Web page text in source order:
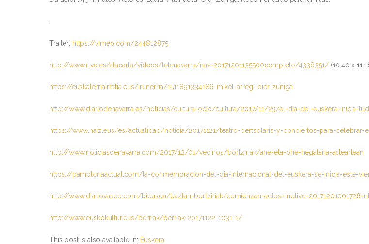
Trailer: https://vimeo.com/244812875
http://www.rtve.es/alacarta/videos/telenavarra/nav-20171201135500completo/4338351/ (10:40 a
https://euskalerriairratia.eus/irunerria/1511891334186-mikel-arregi-oier-zuniga
http://www.diariodenavarra.es/noticias/cultura-ocio/cultura/2017/11/29/el-dia-del-euskera-inicia-
https://www.naiz.eus/es/actualidad/noticia/20171121/teatro-bertsolaris-y-conciertos-para-celebrar-
http://www.noticiasdenavarra.com/2017/12/01/vecinos/bortziriak/ane-eta-ohe-hegalaria-asteartean
https://pamplonaactual.com/la-conmemoracion-del-dia-internacional-del-euskera-se-inicia-este-
http://www.diariovasco.com/bidasoa/baztan-bortziriak/comienzan-actos-motivo-20171201001726-
http://www.euskokultur.eus/berriak/berriak-20171122-1031-1/
This post is also available in: Euskera